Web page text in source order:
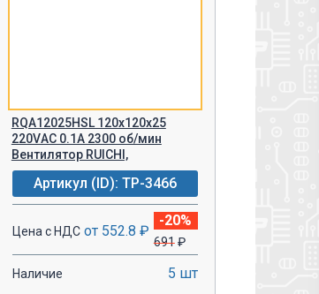
RQA12025HSL 120х120x25
220VАС 0.1A 2300 об/мин
Вентилятор RUICHI,
Артикул (ID): TP-3466
Цена с НДС от 552.8 ₽
-20%
691₽
Наличие 5 шт